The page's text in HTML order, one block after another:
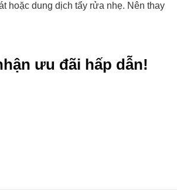
hoặc dung dịch tẩy rửa nhẹ. Nên thay
ưu đãi hấp dẫn!